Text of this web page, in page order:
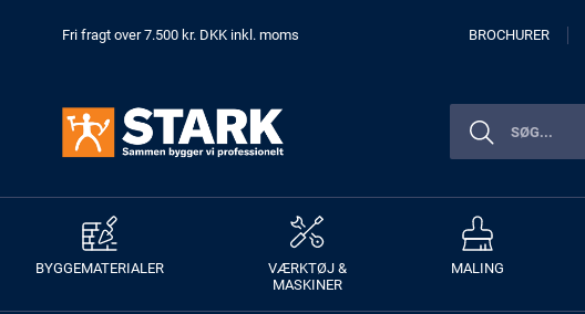
Fri fragt over 7.500 kr. DKK inkl. moms BROCHURER
BYGGEMATERIALER
VÆRKTØJ &
MASKINER
MALING